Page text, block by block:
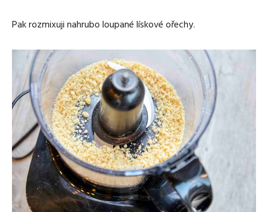
Pak rozmixuji nahrubo loupané lískové ořechy.